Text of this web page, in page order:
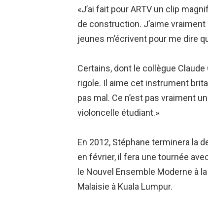
«J’ai fait pour ARTV un clip
de construction. J’aime
jeunes m’écrivent pour me dire
Certains, dont le collègue
rigole. Il aime cet instrument
pas mal. Ce n’est pas vraiment
violoncelle étudiant.»
En 2012, Stéphane terminera la
en février, il fera une tournée
le Nouvel Ensemble Moderne à
Malaisie à Kuala Lumpur.